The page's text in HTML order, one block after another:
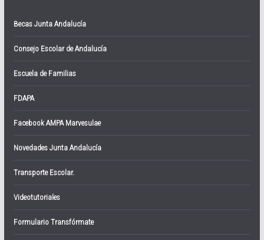
Becas Junta Andalucía
Consejo Escolar de Andalucía
Escuela de Familias
FDAPA
Facebook AMPA Marvesulae
Novedades Junta Andalucía
Transporte Escolar.
Videotutoriales
Formulario Transfórmate